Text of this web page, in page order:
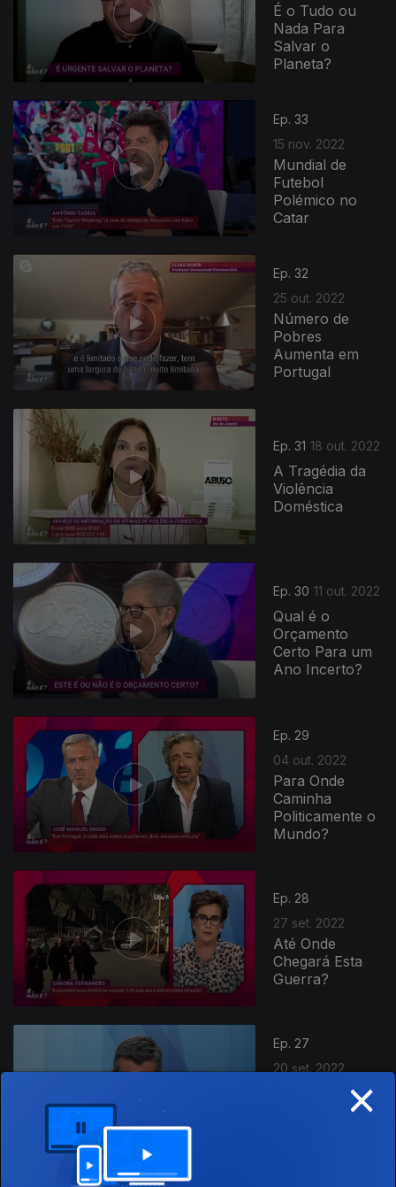
É o Tudo ou
Nada Para
Salvar o
Planeta?
Ep. 33
15 nov. 2022
Mundial de
Futebol
Polémico no
Catar
Ep. 32
25 out. 2022
Número de
Pobres
Aumenta em
Portugal
Ep. 31 18 out. 2022
A Tragédia da
Violência
Doméstica
Ep. 30 11 out. 2022
Qual é o
Orçamento
Certo Para um
Ano Incerto?
Ep. 29
04 out. 2022
Para Onde
Caminha
Politicamente o
Mundo?
Ep. 28
27 set. 2022
Até Onde
Chegará Esta
Guerra?
Ep. 27
20 set. 2022
Organização do
×